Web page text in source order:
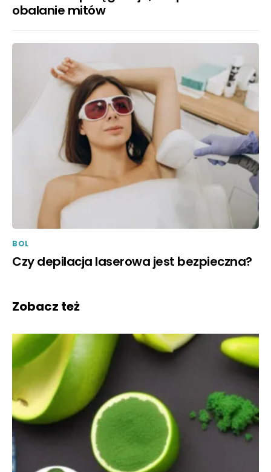
obalanie mitów
BOL
Czy depilacja laserowa jest bezpieczna?
Zobacz też